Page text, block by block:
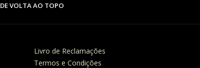
DE VOLTA AO TOPO
Livro de Reclamações
Termos e Condições